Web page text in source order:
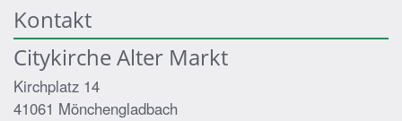
Kontakt
Citykirche Alter Markt
Kirchplatz 14
41061 Mönchengladbach